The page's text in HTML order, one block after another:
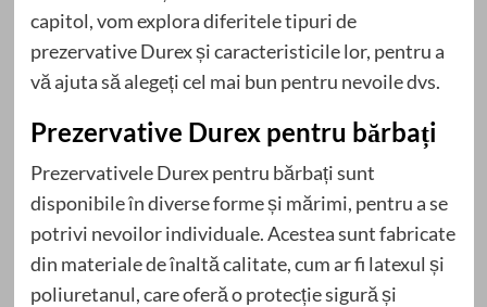
capitol, vom explora diferitele tipuri de
prezervative Durex și caracteristicile lor, pentru a
vă ajuta să alegeți cel mai bun pentru nevoile dvs.
Prezervative Durex pentru bărbați
Prezervativele Durex pentru bărbați sunt
disponibile în diverse forme și mărimi, pentru a se
potrivi nevoilor individuale. Acestea sunt fabricate
din materiale de înaltă calitate, cum ar fi latexul și
poliuretanul, care oferă o protecție sigură și